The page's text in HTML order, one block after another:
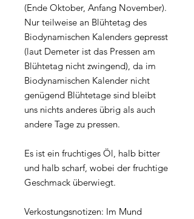
(Ende Oktober, Anfang November).
Nur teilweise an Blühtetag des
Biodynamischen Kalenders gepresst
(laut Demeter ist das Pressen am
Blühtetag nicht zwingend), da im
Biodynamischen Kalender nicht
genügend Blühtetage sind bleibt
uns nichts anderes übrig als auch
andere Tage zu pressen.
Es ist ein fruchtiges Öl, halb bitter
und halb scharf, wobei der fruchtige
Geschmack überwiegt.
Verkostungsnotizen: Im Mund